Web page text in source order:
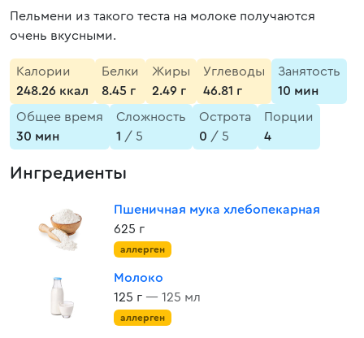
Пельмени из такого теста на молоке получаются
очень вкусными.
Калории
248.26 ккал
Белки
8.45 г
Жиры
2.49 г
Углеводы
46.81 г
Занятость
10 мин
Общее время
30 мин
Сложность
1 / 5
Острота
0 / 5
Порции
4
Ингредиенты
Пшеничная мука хлебопекарная
625 г
аллерген
Молоко
125 г — 125 мл
аллерген